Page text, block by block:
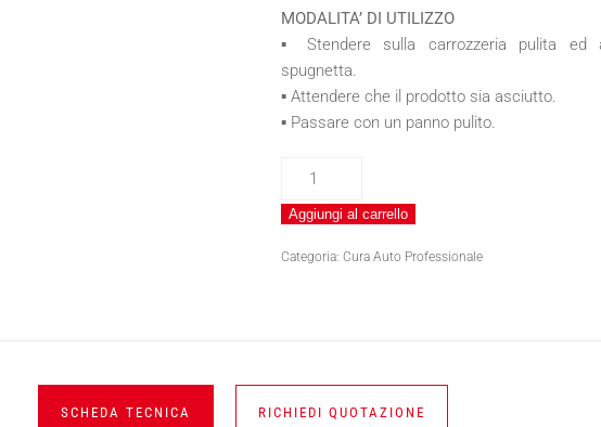
MODALITA’ DI UTILIZZO
▪ Stendere sulla carrozzeria pulita ed
spugnetta.
▪ Attendere che il prodotto sia asciutto.
▪ Passare con un panno pulito.
POLISHINE
quantità
Aggiungi al carrello
Categoria: Cura Auto Professionale
SCHEDA TECNICA
RICHIEDI QUOTAZIONE